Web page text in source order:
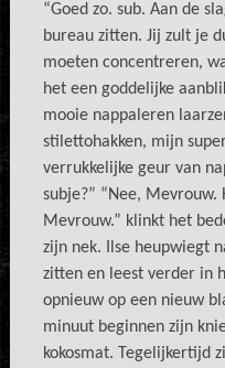
“Goed zo. sub. Aan de
bureau zitten. Jij zult je
moeten concentreren,
het een goddelijke
mooie nappaleren
stilettohakken, mijn
verrukkelijke geur van
subje?” “Nee,
Mevrouw.” klinkt het
zijn nek. Ilse heupwiegt
zitten en leest verder in
opnieuw op een nieuw
minuut beginnen zijn
kokosmat. Tegelijkertijd